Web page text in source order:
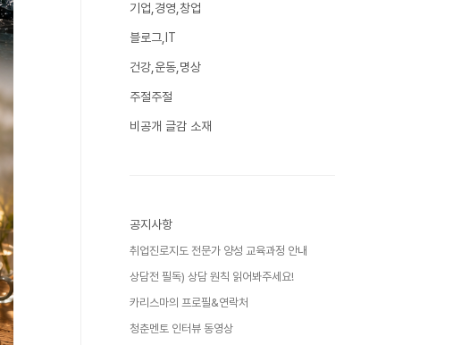
기업,경영,창업
블로그,IT
건강,운동,명상
주절주절
비공개 글감 소재
공지사항
취업진로지도 전문가 양성 교육과정 안내
상담전 필독) 상담 원칙 읽어봐주세요!
카리스마의 프로필&연락처
청춘멘토 인터뷰 동영상